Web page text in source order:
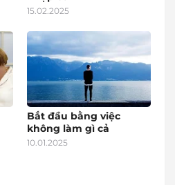
15.02.2025
Bắt đầu bằng việc
không làm gì cả
10.01.2025